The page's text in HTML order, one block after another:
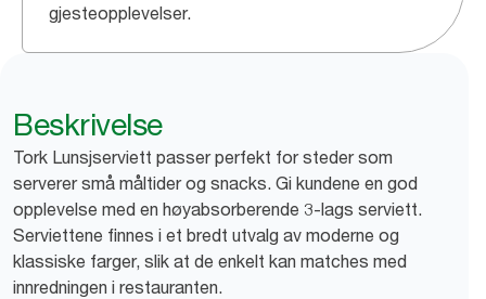
gjesteopplevelser.
Beskrivelse
Tork Lunsjserviett passer perfekt for steder som
serverer små måltider og snacks. Gi kundene en god
opplevelse med en høyabsorberende 3-lags serviett.
Serviettene finnes i et bredt utvalg av moderne og
klassiske farger, slik at de enkelt kan matches med
innredningen i restauranten.